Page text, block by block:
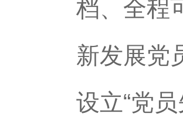
档、全程
新发展党
设立“党